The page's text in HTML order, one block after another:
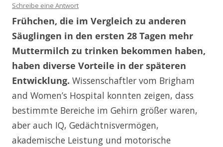
Schreibe eine Antwort
Frühchen, die im Vergleich zu anderen
Säuglingen in den ersten 28 Tagen mehr
Muttermilch zu trinken bekommen haben,
haben diverse Vorteile in der späteren
Entwicklung. Wissenschaftler vom Brigham
and Women’s Hospital konnten zeigen, dass
bestimmte Bereiche im Gehirn größer waren,
aber auch IQ, Gedächtnisvermögen,
akademische Leistung und motorische